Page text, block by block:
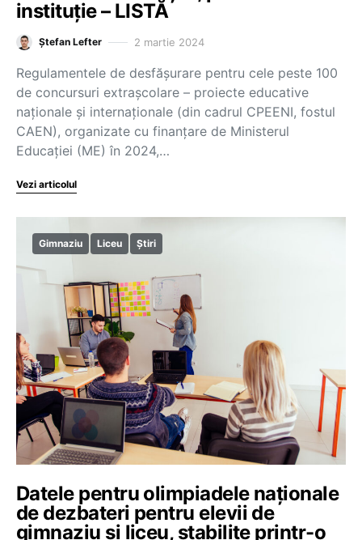
instituție – LISTĂ
Ștefan Lefter 2 martie 2024
Regulamentele de desfășurare pentru cele peste 100
de concursuri extrașcolare – proiecte educative
naționale și internaționale (din cadrul CPEENI, fostul
CAEN), organizate cu finanțare de Ministerul
Educației (ME) în 2024,…
Vezi articolul
Gimnaziu Liceu Știri
Datele pentru olimpiadele naționale
de dezbateri pentru elevii de
gimnaziu și liceu, stabilite printr-o